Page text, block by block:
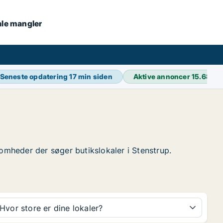
mangler
Seneste opdatering17 min siden Aktive annoncer15.689
der søger butikslokaler i Stenstrup.
Hvor store er dine lokaler?